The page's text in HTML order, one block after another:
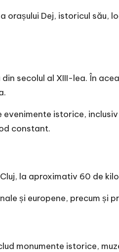
Dej, istoricul
secolul al XIII-lea. În
istorice,
constant.
la aproximativ 60 de
și europene, precum și
monumente istorice,